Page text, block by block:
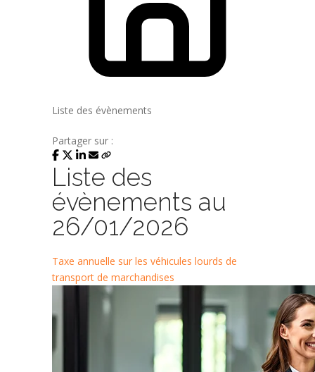
Liste des évènements
Partager sur :
Liste des
évènements au
26/01/2026
Taxe annuelle sur les véhicules lourds de
transport de marchandises